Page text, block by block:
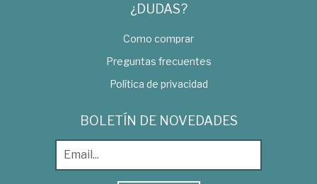
¿DUDAS?
Como comprar
Preguntas frecuentes
Política de privacidad
BOLETÍN DE NOVEDADES